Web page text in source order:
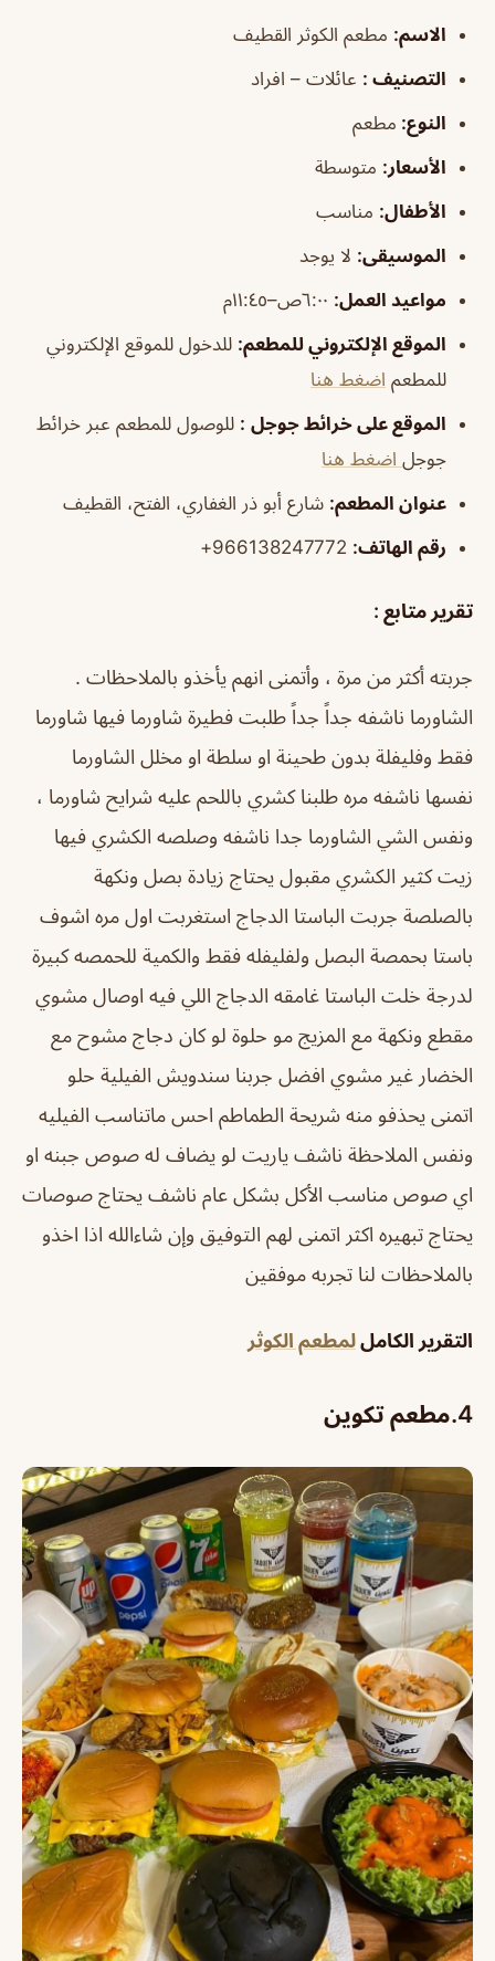
الاسم: مطعم الكوثر القطيف
التصنيف : عائلات – افراد
النوع: مطعم
الأسعار: متوسطة
الأطفال: مناسب
الموسيقى: لا يوجد
مواعيد العمل:
الموقع الإلكتروني للمطعم: للدخول للموقع الإلكتروني
للمطعم اضغط هنا
الموقع على خرائط جوجل : للوصول للمطعم عبر خرائط
جوجل اضغط هنا
عنوان المطعم: شارع أبو ذر الغفاري، الفتح، القطيف
رقم الهاتف:
تقرير متابع :
جربته أكثر من مرة ، وأتمنى انهم يأخذو بالملاحظات .
الشاورما ناشفه جداً جداً طلبت فطيرة شاورما فيها شاورما
فقط وفليفلة بدون طحينة او سلطة او مخلل الشاورما
نفسها ناشفه مره طلبنا كشري باللحم عليه شرايح شاورما ،
ونفس الشي الشاورما جدا ناشفه وصلصه الكشري فيها
زيت كثير الكشري مقبول يحتاج زيادة بصل ونكهة
بالصلصة جربت الباستا الدجاج استغربت اول مره اشوف
باستا بحمصة البصل ولفليفله فقط والكمية للحمصه كبيرة
لدرجة خلت الباستا غامقه الدجاج اللي فيه اوصال مشوي
مقطع ونكهة مع المزيج مو حلوة لو كان دجاج مشوح مع
الخضار غير مشوي افضل جربنا سندويش الفيلية حلو
اتمنى يحذفو منه شريحة الطماطم احس ماتناسب الفيليه
ونفس الملاحظة ناشف ياريت لو يضاف له صوص جبنه او
اي صوص مناسب الأكل بشكل عام ناشف يحتاج صوصات
يحتاج تبهيره اكثر اتمنى لهم التوفيق وإن شاءالله اذا اخذو
بالملاحظات لنا تجربه موفقين
التقرير الكامللمطعم الكوثر
4. مطعم تكوين